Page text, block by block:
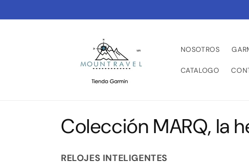
al contenido
NOSOTROS
CATALOGO
C
o
Colección MARQ, la
RELOJES INTELIGENTES